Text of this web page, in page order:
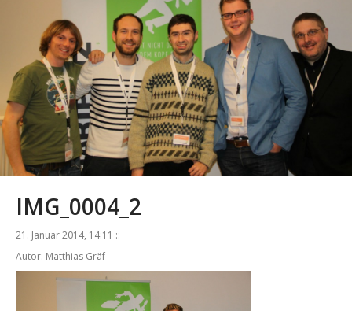
IMG_0004_2
21. Januar 2014, 14:11 ::
Autor: Matthias Gräf